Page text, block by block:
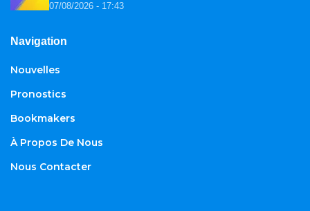
07/08/2026 - 17:43
Navigation
Nouvelles
Pronostics
Bookmakers
À Propos De Nous
Nous Contacter